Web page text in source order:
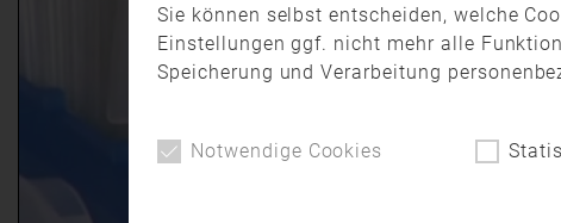
Sie können selbst entscheiden, welche
Einstellungen ggf. nicht mehr alle
Speicherung und Verarbeitung
Notwendige Cookies